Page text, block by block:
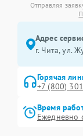
Отправляя
Адрес
г. Чита, ул.
Горячая
+7 (800)
Время
Ежедневно